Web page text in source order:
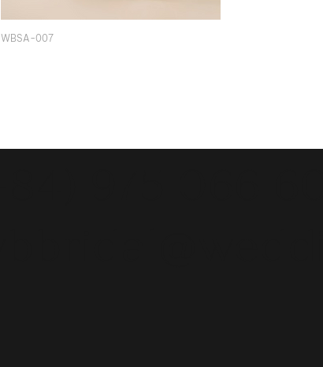
WBSA-007